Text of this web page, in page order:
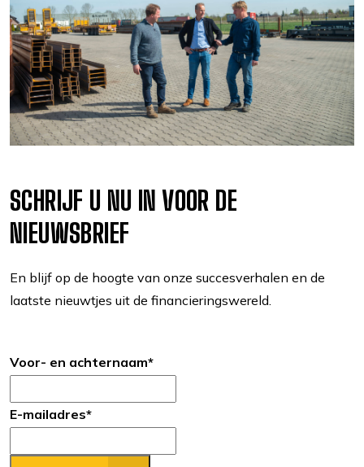
SCHRIJF U NU IN VOOR DE
NIEUWSBRIEF
En blijf op de hoogte van onze succesverhalen en de
laatste nieuwtjes uit de financieringswereld.
Voor- en achternaam*
E-mailadres*